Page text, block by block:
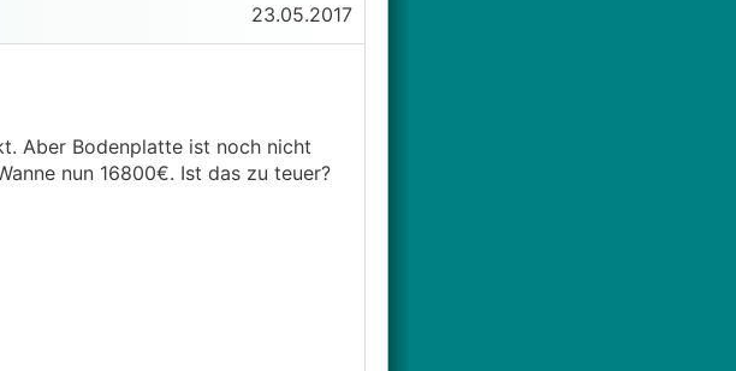
23.05.2017
Aber Bodenplatte ist noch nicht
nun 16800€. Ist das zu teuer?